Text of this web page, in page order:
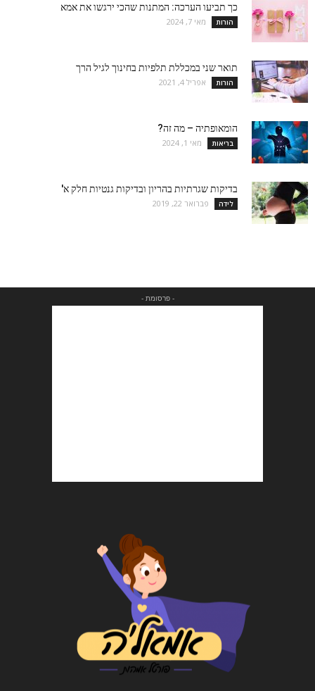
כך תביעו הערכה: המתנות שהכי ירגשו את אמא
הורות מאי 7, 2024
תואר שני במכללת תלפיות בחינוך לגיל הרך
הורות אפריל 4, 2021
הומאופתיה – מה זה?
בריאות מאי 1, 2024
בדיקות שגרתיות בהריון ובדיקות גנטיות חלק א'
לידה פברואר 22, 2019
- פרסומת -